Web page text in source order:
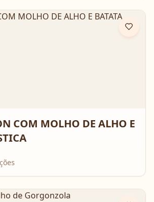
COM MOLHO DE ALHO E